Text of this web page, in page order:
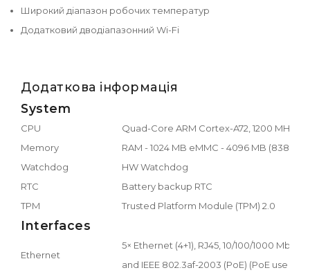
Широкий діапазон робочих температур
Додатковий дводіапазонний Wi-Fi
Додаткова інформація
System
CPU
Quad-Core ARM Cortex-A72, 1200 MHz
Memory
RAM - 1024 MB eMMC - 4096 MB (838
Watchdog
HW Watchdog
RTC
Battery backup RTC
TPM
Trusted Platform Module (TPM) 2.0
Interfaces
Ethernet
5× Ethernet (4+1), RJ45, 10/100/1000
and IEEE 802.3af-2003 (PoE) (PoE use is